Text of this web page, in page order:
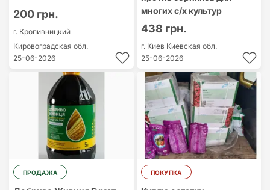
200 грн.
г. Кропивницкий
Кировоградская обл.
25-06-2026
многих с/х культур
438 грн.
г. Киев Киевская обл.
25-06-2026
ПРОДАЖА ПОКУПКА